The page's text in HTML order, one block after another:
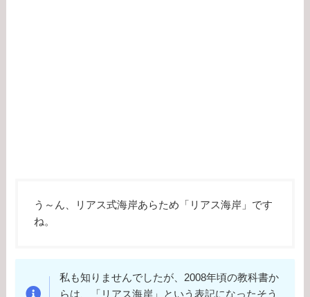
う～ん、リアス式海岸あらため「リアス海岸」です
ね。
私も知りませんでしたが、2008年頃の教科書か
らは、「リアス海岸」という表記になったそう